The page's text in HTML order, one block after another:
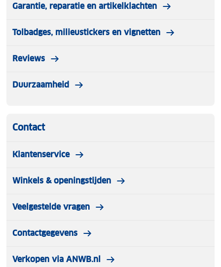
Garantie, reparatie en artikelklachten
Tolbadges, milieustickers en vignetten
Reviews
Duurzaamheid
Contact
Klantenservice
Winkels & openingstijden
Veelgestelde vragen
Contactgegevens
Verkopen via ANWB.nl